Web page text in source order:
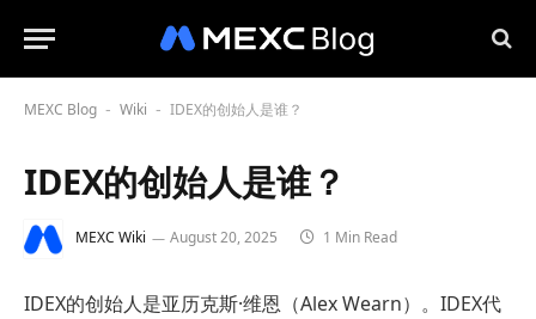
MEXC Blog - Wiki - IDEX的创始人是谁？
IDEX的创始人是谁？
MEXC Wiki August 20, 2025 1 Min Read
IDEX的创始人是亚历克斯·维恩（Alex Wearn）。IDEX代